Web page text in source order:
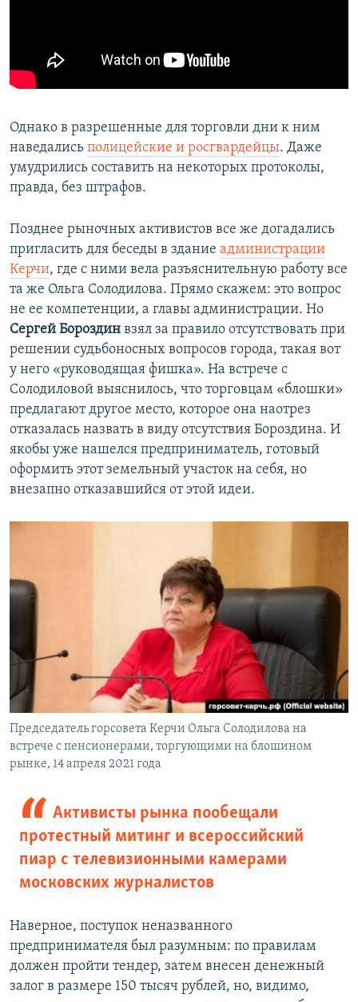
Однако в разрешенные для торговли дни к ним
наведались полицейские и росгвардейцы. Даже
умудрились составить на некоторых протоколы,
правда, без штрафов.
Позднее рыночных активистов все же догадались
пригласить для беседы в здание администрации
Керчи, где с ними вела разъяснительную работу все
та же Ольга Солодилова. Прямо скажем: это вопрос
не ее компетенции, а главы администрации. Но
Сергей Бороздин взял за правило отсутствовать при
решении судьбоносных вопросов города, такая вот
у него «руководящая фишка». На встрече с
Солодиловой выяснилось, что торговцам «блошки»
предлагают другое место, которое она наотрез
отказалась назвать в виду отсутствия Бороздина. И
якобы уже нашелся предприниматель, готовый
оформить этот земельный участок на себя, но
внезапно отказавшийся от этой идеи.
Председатель горсовета Керчи Ольга Солодилова на
встрече с пенсионерами, торгующими на блошином
рынке, 14 апреля 2021 года
Активисты рынка пообещали
протестный митинг и всероссийский
пиар с телевизионными камерами
московских журналистов
Наверное, поступок неназванного
предпринимателя был разумным: по правилам
должен пройти тендер, затем внесен денежный
залог в размере 150 тысяч рублей, но, видимо,